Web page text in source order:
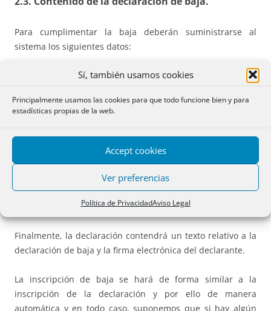
Sí, también usamos cookies
Principalmente usamos las cookies para que todo funcione bien y para
estadísticas propias de la web.
Accept cookies
Ver preferencias
Política de PrivacidadAviso Legal
Para cumplimentar la baja deberán suministrarse al
sistema los siguientes datos:
— La identidad del profesional con su DNI o NIE.
— Los datos registrales de la inscripción.
— Fecha de cesación de los servicios.
— Un domicilio para notificaciones, físico o electrónico.
Entendemos que esto último sólo será necesario si existe
variación con el que se haya notificado en el momento del
alta. La Instrucción dice que será con carácter voluntario.
Finalmente, la declaración contendrá un texto relativo a la
declaración de baja y la firma electrónica del declarante.
La inscripción de baja se hará de forma similar a la
inscripción de la declaración y por ello de manera
automática y en todo caso, suponemos que si hay algún